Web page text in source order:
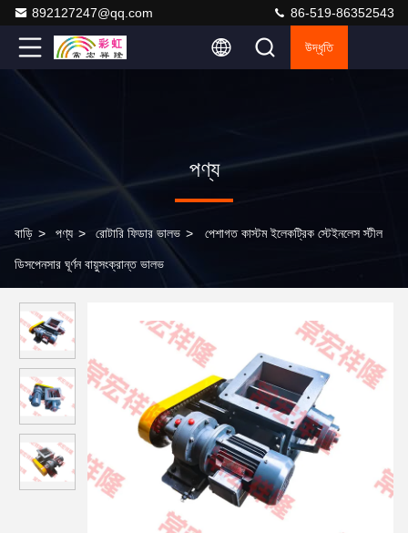
892127247@qq.com 86-519-86352543
উদ্ধৃতি
পণ্য
বাড়ি > পণ্য > রোটারি ফিডার ভালভ > পেশাগত কাস্টম ইলেকট্রিক স্টেইনলেস স্টীল
ডিসপেনসার ঘূর্ণন বায়ুসংক্রান্ত ভালভ